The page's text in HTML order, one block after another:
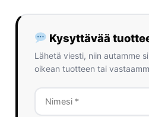
Kysyttävää
Lähetä viesti, niin autamme
oikean tuotteen tai